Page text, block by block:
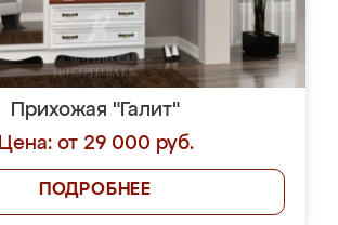
Прихожая "Галит"
Цена: от 29 000 руб.
ПОДРОБНЕЕ